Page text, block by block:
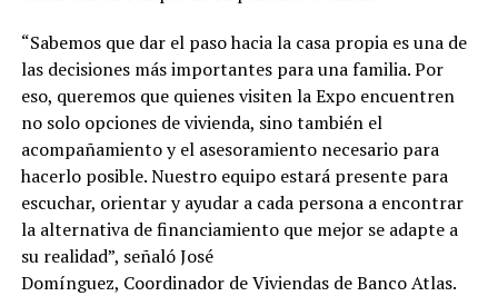
“Sabemos que dar el paso hacia la casa propia es una de
las decisiones más importantes para una familia. Por
eso, queremos que quienes visiten la Expo encuentren
no solo opciones de vivienda, sino también el
acompañamiento y el asesoramiento necesario para
hacerlo posible. Nuestro equipo estará presente para
escuchar, orientar y ayudar a cada persona a encontrar
la alternativa de financiamiento que mejor se adapte a
su realidad”, señaló José
Domínguez, Coordinador de Viviendas de Banco Atlas.